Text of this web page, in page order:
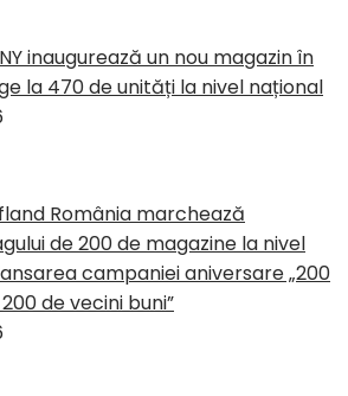
inaugurează un nou magazin în
la 470 de unități la nivel național
România marchează
de 200 de magazine la nivel
campaniei aniversare „200
de vecini buni”